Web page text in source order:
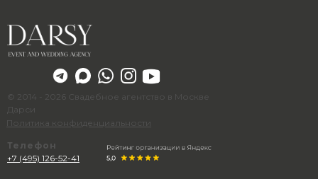
Телефон
+7 (495) 126-52-41
© 2014 - 2026 Свадебное агентство в Москве
Дарси
Политика конфиденциальности